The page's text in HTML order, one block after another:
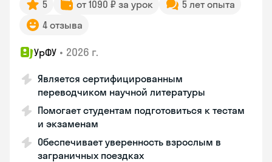
5 от 1090 ₽ за урок
5 лет опыта
4 отзыва
УрФУ • 2026 г.
Является сертифицированным
переводчиком научной литературы
Помогает студентам подготовиться к тестам
и экзаменам
Обеспечивает уверенность взрослым в
заграничных поездках